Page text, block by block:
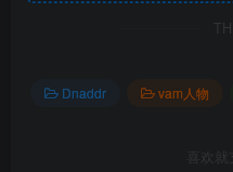
Dnaddr vam人物
喜欢